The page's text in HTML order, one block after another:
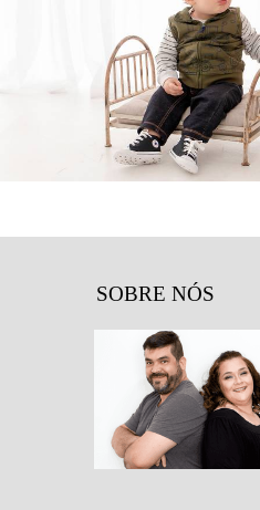
994 9
SOBRE NÓS